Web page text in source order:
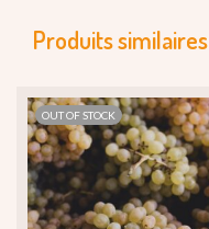
Produits similaires
OUT OF STOCK